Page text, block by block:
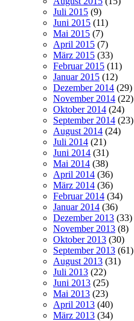
Juli 2015 (9)
Juni 2015 (11)
Mai 2015 (7)
April 2015 (7)
März 2015 (33)
Februar 2015 (11)
Januar 2015 (12)
Dezember 2014 (29)
November 2014 (22)
Oktober 2014 (24)
September 2014 (23)
August 2014 (24)
Juli 2014 (21)
Juni 2014 (31)
Mai 2014 (38)
April 2014 (36)
März 2014 (36)
Februar 2014 (34)
Januar 2014 (36)
Dezember 2013 (33)
November 2013 (8)
Oktober 2013 (30)
September 2013 (61)
August 2013 (31)
Juli 2013 (22)
Juni 2013 (25)
Mai 2013 (23)
April 2013 (40)
März 2013 (34)